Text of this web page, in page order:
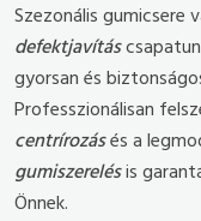
Szezonális gumicsere
defektjavítás
gyorsan és
Professzionálisan
centrírozásés a
gumiszerelésis
Önnek.